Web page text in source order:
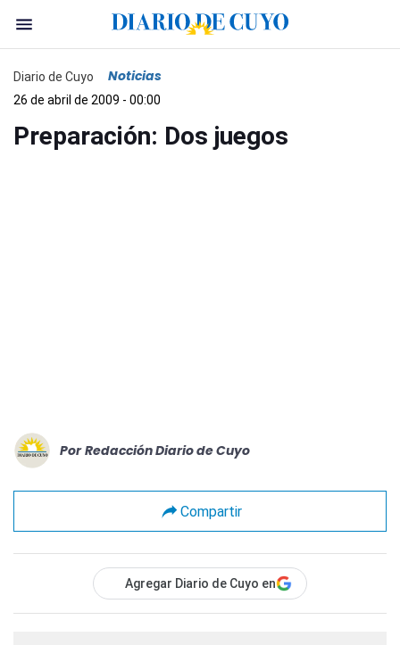
Diario de Cuyo Noticias
26 de abril de 2009 - 00:00
Preparación: Dos juegos
Por Redacción Diario de Cuyo
Compartir
Agregar Diario de Cuyo en